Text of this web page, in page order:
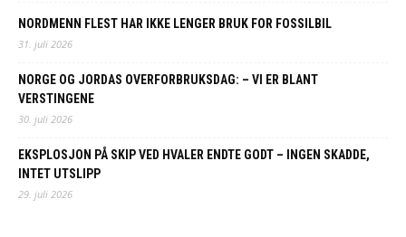
NORDMENN FLEST HAR IKKE LENGER BRUK FOR FOSSILBIL
31. juli 2026
NORGE OG JORDAS OVERFORBRUKSDAG: – VI ER BLANT
VERSTINGENE
30. juli 2026
EKSPLOSJON PÅ SKIP VED HVALER ENDTE GODT – INGEN SKADDE,
INTET UTSLIPP
29. juli 2026